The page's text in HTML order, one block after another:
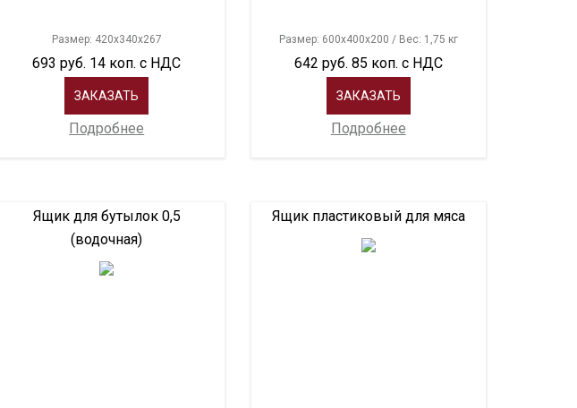
Размер: 420х340х267
693 руб. 14 коп. с НДС
ЗАКАЗАТЬ
Подробнее
Размер: 600х400х200 / Вес: 1,75 кг
642 руб. 85 коп. с НДС
ЗАКАЗАТЬ
Подробнее
Ящик для бутылок 0,5
(водочная)
Ящик пластиковый для мяса